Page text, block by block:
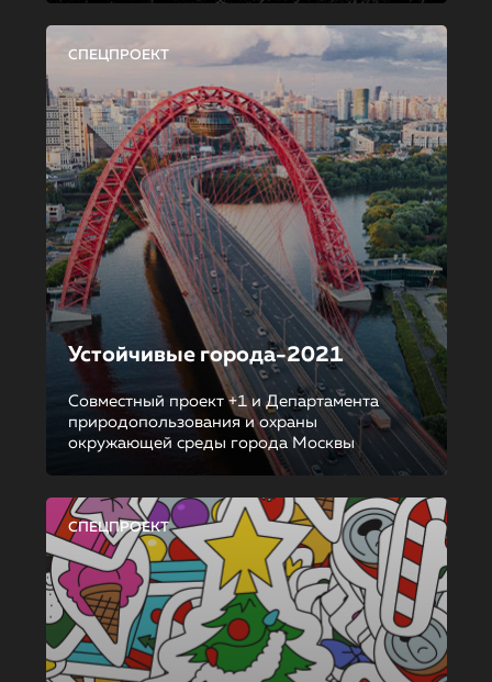
СПЕЦПРОЕКТ
Устойчивые города-2021
Совместный проект +1 и Департамента
природопользования и охраны
окружающей среды города Москвы
СПЕЦПРОЕКТ